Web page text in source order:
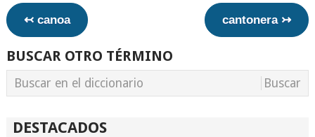
↢ canoa cantonera ↣
BUSCAR OTRO TÉRMINO
DESTACADOS